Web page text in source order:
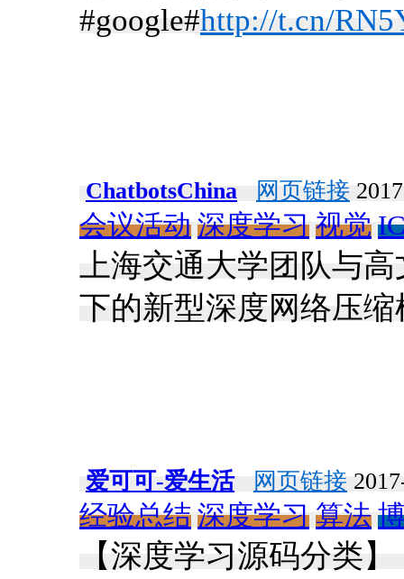
#google#http://t.cn/
ChatbotsChina 网页链接
会议活动 深度学习 视觉
上海交通大学团队与
下的新型深度网络压
爱可可-爱生活 网页链接
经验总结 深度学习 算法
【深度学习源码分类